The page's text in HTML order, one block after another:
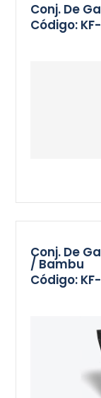
Conj. De
Código:
Conj. De
/ Bambu
Código: